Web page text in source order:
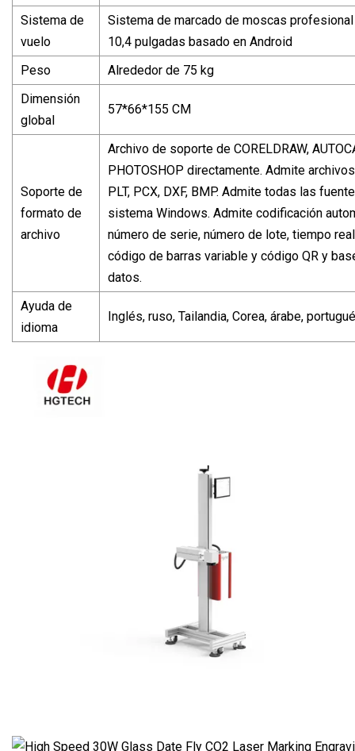
Sistema de
vuelo
Sistema de marcado de moscas
10,4 pulgadas basado en Android
Peso
Alrededor de 75 kg
Dimensión
global
57*66*155 CM
Soporte de
formato de
archivo
Archivo de soporte de CORELDRAW,
PHOTOSHOP directamente. Admite
PLT, PCX, DXF, BMP. Admite todas las
sistema Windows. Admite codificación
número de serie, número de lote, tiempo
código de barras variable y código QR y
datos.
Ayuda de
idioma
Inglés, ruso, Tailandia, Corea, árabe,